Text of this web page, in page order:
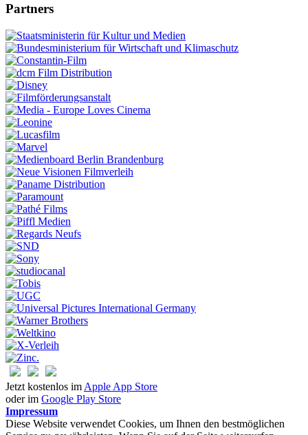
Partners
Jetzt kostenlos im Apple App Store
oder im Google Play Store
Impressum
Diese Website verwendet Cookies, um Ihnen den bestmöglichen